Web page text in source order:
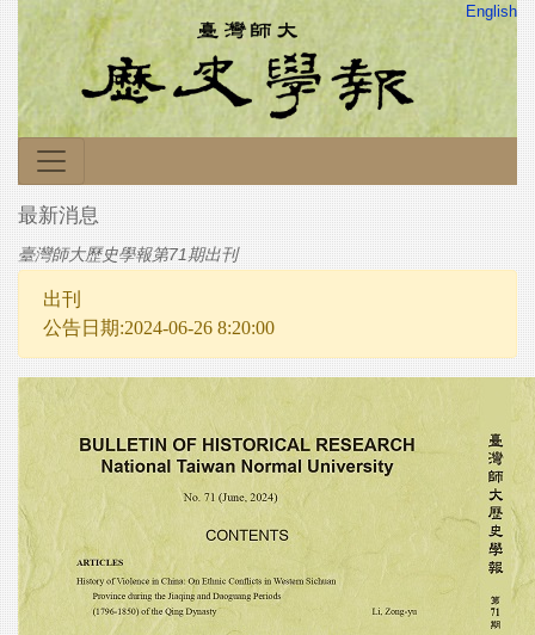
English
最新消息
臺灣師大歷史學報第71期出刊
出刊
公告日期:2024-06-26 8:20:00